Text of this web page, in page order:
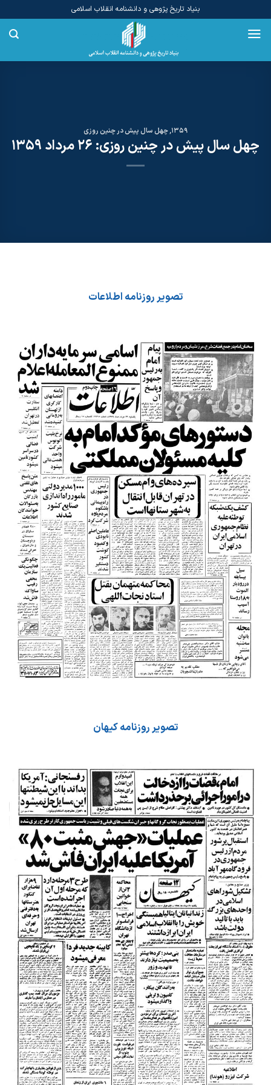
to
content
بنیاد تاریخ پژوهی و دانشنامه انقلاب اسلامی
1359
,چهل سال پیش در چنین روزی
چهل سال پیش در چنین روزی: ۲۶ مرداد ۱۳۵۹
تصویر روزنامه اطلاعات
تصویر روزنامه کیهان